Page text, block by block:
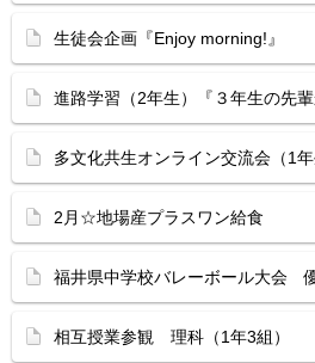
生徒会企画『Enjoy morning!』
進路学習（2年生）『３年生の先輩
多文化共生オンライン交流会（1年
2月☆地場産プラスワン給食
福井県中学校バレーボール大会
相互授業参観 理科（1年3組）